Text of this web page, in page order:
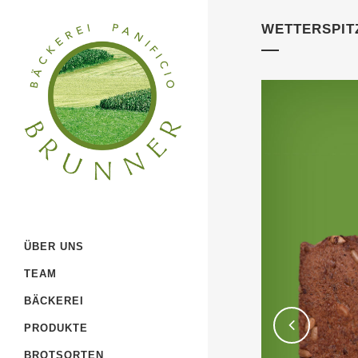
ÜBER UNS
TEAM
BÄCKEREI
PRODUKTE
BROTSORTEN